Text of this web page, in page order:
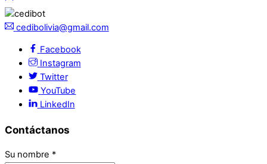
cedibolivia@gmail.com
Facebook
Instagram
Twitter
YouTube
LinkedIn
Contáctanos
Su nombre *